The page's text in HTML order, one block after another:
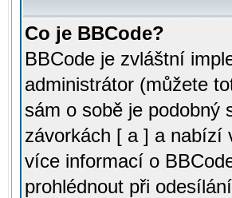
Co je BBCode?
BBCode je zvláštní
administrátor (můžete
sám o sobě je podobný
závorkách [ a ] a nabízí
více informací o
prohlédnout při